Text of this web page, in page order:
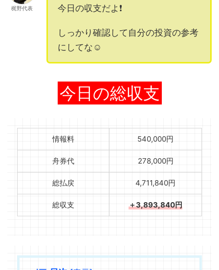
梶野代表
今日の収支だよ❗️
しっかり確認して自分の投資の参考
にしてな☺️
今日の総収支
情報料 540,000円
舟券代 278,000円
総払戻 4,711,840円
総収支 ＋3,893,840円